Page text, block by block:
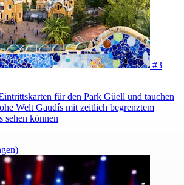
#3
für den Park Güell und tauchen
Welt Gaudís mit zeitlich begrenztem
sehen können